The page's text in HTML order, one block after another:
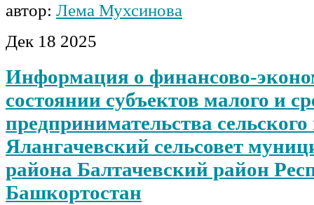
автор: Лема Мухсинова
Дек 18 2025
Информация о финансово-
состоянии субъектов малого и
предпринимательства
Ялангачевский сельсовет
района Балтачевский район
Башкортостан